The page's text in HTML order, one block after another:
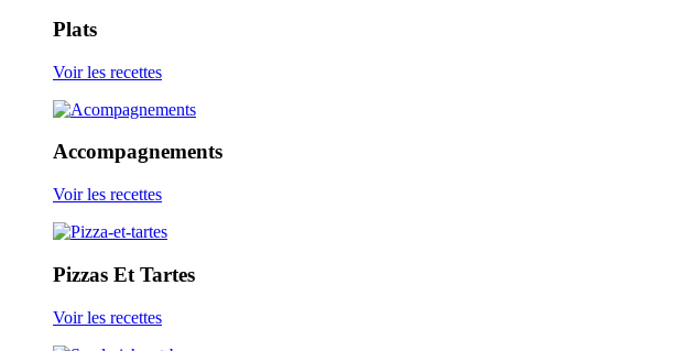
Plats
Voir les recettes
Accompagnements
Voir les recettes
Pizzas Et Tartes
Voir les recettes